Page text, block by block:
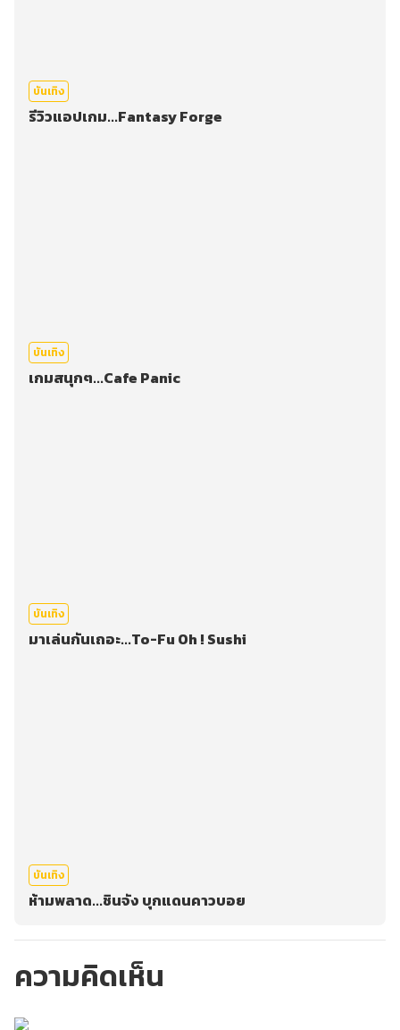
บันเทิง
รีวิวแอปเกม...Fantasy Forge
บันเทิง
เกมสนุกๆ...Cafe Panic
บันเทิง
มาเล่นกันเถอะ...To-Fu Oh ! Sushi
บันเทิง
ห้ามพลาด...ชินจัง บุกแดนคาวบอย
ความคิดเห็น